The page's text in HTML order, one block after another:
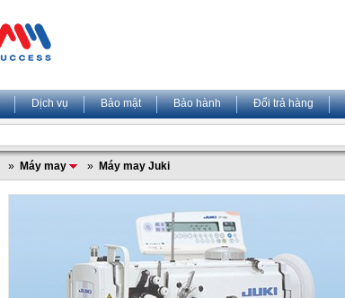
Dịch vụ Bảo mật Bảo hành Đổi trả hàng
» Máy may » Máy may Juki